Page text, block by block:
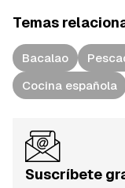
Temas
Bacalao
Cocina española
Suscríbete